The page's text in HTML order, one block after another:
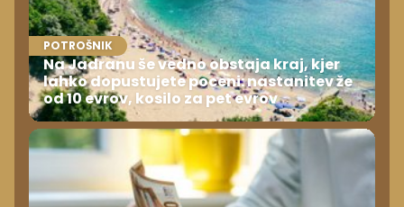
POTROŠNIK
Na Jadranu še vedno obstaja kraj, kjer
lahko dopustujete poceni: nastanitev že
od 10 evrov, kosilo za pet evrov